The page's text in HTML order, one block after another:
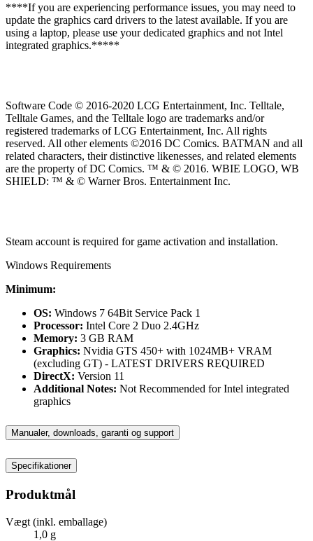
****If you are experiencing performance issues, you may need to
update the graphics card drivers to the latest available. If you are
using a laptop, please use your dedicated graphics and not Intel
integrated graphics.*****
Software Code © 2016-2020 LCG Entertainment, Inc. Telltale,
Telltale Games, and the Telltale logo are trademarks and/or
registered trademarks of LCG Entertainment, Inc. All rights
reserved. All other elements ©2016 DC Comics. BATMAN and all
related characters, their distinctive likenesses, and related elements
are the property of DC Comics. ™ & © 2016. WBIE LOGO, WB
SHIELD: ™ & © Warner Bros. Entertainment Inc.
Steam account is required for game activation and installation.
Windows Requirements
Minimum:
OS: Windows 7 64Bit Service Pack 1
Processor: Intel Core 2 Duo 2.4GHz
Memory: 3 GB RAM
Graphics: Nvidia GTS 450+ with 1024MB+ VRAM
(excluding GT) - LATEST DRIVERS REQUIRED
DirectX: Version 11
Additional Notes: Not Recommended for Intel integrated
graphics
Manualer, downloads, garanti og support
Specifikationer
Produktmål
Vægt (inkl. emballage)
1,0 g